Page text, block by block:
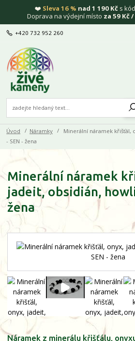
❤️ Sleva 16 % nad 1 190 Kč s
Doprava na výdejní místo za 59 Kč /
+420 732 952 260
Úvod Náramky
Minerální náramek křišťál,
- SEN - žena
Minerální náramek
jadeit, obsidián,
žena
Náramek z minerálu křišťálu,